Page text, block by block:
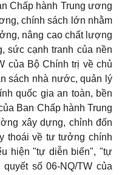
Chấp hành Trung ương
chính sách lớn nhằm
nâng cao chất lượng
sức cạnh tranh của nền
của Bộ Chính trị về chủ
sách nhà nước, quản lý
quốc gia an toàn, bền
Ban Chấp hành Trung
xây dựng, chỉnh đốn
thoái về tư tưởng chính
hiện "tự diễn biến", "tự
số 06-NQ/TW của